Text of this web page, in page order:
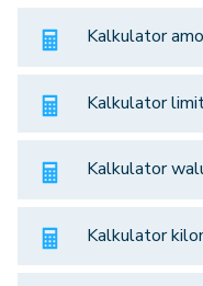
Kalkulator
Kalkulator
Kalkulator
Kalkulator